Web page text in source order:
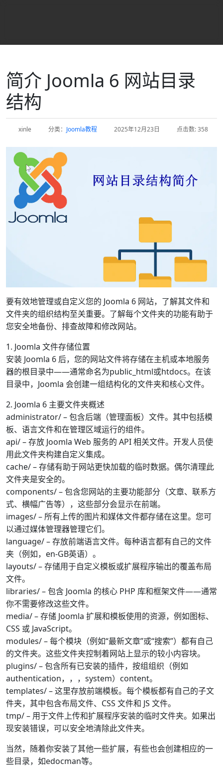
简介 Joomla 6 网站目录
结构
xinle 分类： Joomla教程 2025年12月23日 点击数: 358
要有效地管理或自定义您的 Joomla 6 网站，了解其文件和
文件夹的组织结构至关重要。了解每个文件夹的功能有助于
您安全地备份、排查故障和修改网站。
1. Joomla 文件存储位置
安装 Joomla 6 后，您的网站文件将存储在主机或本地服务
器的根目录中——通常命名为public_html或htdocs。在该
目录中，Joomla 会创建一组结构化的文件夹和核心文件。
2. Joomla 6 主要文件夹概述
administrator/ – 包含后端（管理面板）文件。其中包括模
板、语言文件和在管理区域运行的组件。
api/ – 存放 Joomla Web 服务的 API 相关文件。开发人员使
用此文件夹构建自定义集成。
cache/ – 存储有助于网站更快加载的临时数据。偶尔清理此
文件夹是安全的。
components/ – 包含您网站的主要功能部分（文章、联系方
式、横幅广告等），这些部分会显示在前端。
images/ – 所有上传的图片和媒体文件都存储在这里。您可
以通过媒体管理器管理它们。
language/ – 存放前端语言文件。每种语言都有自己的文件
夹（例如，en-GB英语）。
layouts/ – 存储用于自定义模板或扩展程序输出的覆盖布局
文件。
libraries/ – 包含 Joomla 的核心 PHP 库和框架文件——通常
你不需要修改这些文件。
media/ – 存储 Joomla 扩展和模板使用的资源，例如图标、
CSS 或 JavaScript。
modules/ – 每个模块（例如“最新文章”或“搜索”）都有自己
的文件夹。这些文件夹控制着网站上显示的较小内容块。
plugins/ – 包含所有已安装的插件，按组组织（例如
authentication，，，system）content。
templates/ – 这里存放前端模板。每个模板都有自己的子文
件夹，其中包含布局文件、CSS 文件和 JS 文件。
tmp/ – 用于文件上传和扩展程序安装的临时文件夹。如果出
现安装错误，可以安全地清除此文件夹。
当然，随着你安装了其他一些扩展，有些也会创建相应的一
些目录，如edocman等。